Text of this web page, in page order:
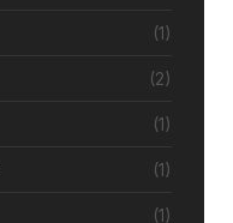
(1)
(2)
(1)
(1)
(1)